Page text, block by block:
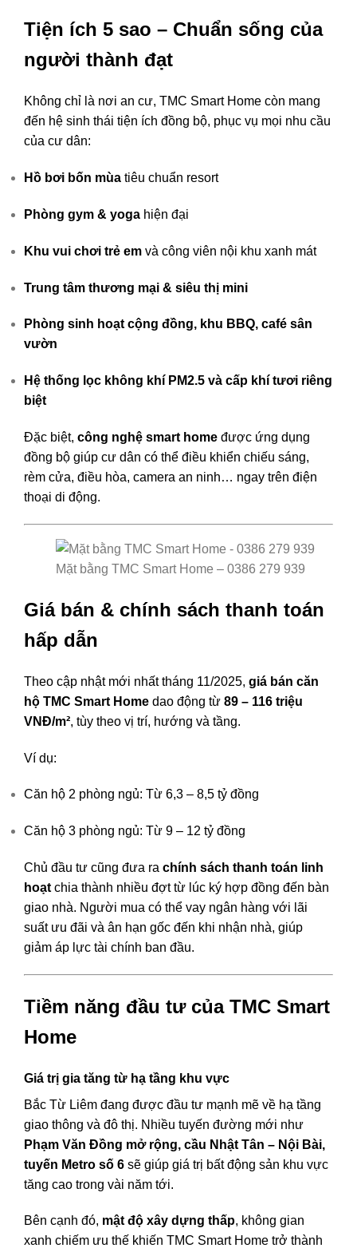
Tiện ích 5 sao – Chuẩn sống của
người thành đạt
Không chỉ là nơi an cư, TMC Smart Home còn mang
đến hệ sinh thái tiện ích đồng bộ, phục vụ mọi nhu cầu
của cư dân:
Hồ bơi bốn mùa tiêu chuẩn resort
Phòng gym & yoga hiện đại
Khu vui chơi trẻ em và công viên nội khu xanh mát
Trung tâm thương mại & siêu thị mini
Phòng sinh hoạt cộng đồng, khu BBQ, café sân
vườn
Hệ thống lọc không khí PM2.5 và cấp khí tươi riêng
biệt
Đặc biệt, công nghệ smart home được ứng dụng
đồng bộ giúp cư dân có thể điều khiển chiếu sáng,
rèm cửa, điều hòa, camera an ninh… ngay trên điện
thoại di động.
Mặt bằng TMC Smart Home – 0386 279 939
Giá bán & chính sách thanh toán
hấp dẫn
Theo cập nhật mới nhất tháng 11/2025, giá bán căn
hộ TMC Smart Home dao động từ 89 – 116 triệu
VNĐ/m², tùy theo vị trí, hướng và tầng.
Ví dụ:
Căn hộ 2 phòng ngủ: Từ 6,3 – 8,5 tỷ đồng
Căn hộ 3 phòng ngủ: Từ 9 – 12 tỷ đồng
Chủ đầu tư cũng đưa ra chính sách thanh toán linh
hoạt chia thành nhiều đợt từ lúc ký hợp đồng đến bàn
giao nhà. Người mua có thể vay ngân hàng với lãi
suất ưu đãi và ân hạn gốc đến khi nhận nhà, giúp
giảm áp lực tài chính ban đầu.
Tiềm năng đầu tư của TMC Smart
Home
Giá trị gia tăng từ hạ tầng khu vực
Bắc Từ Liêm đang được đầu tư mạnh mẽ về hạ tầng
giao thông và đô thị. Nhiều tuyến đường mới như
Phạm Văn Đồng mở rộng, cầu Nhật Tân – Nội Bài,
tuyến Metro số 6 sẽ giúp giá trị bất động sản khu vực
tăng cao trong vài năm tới.
Bên cạnh đó, mật độ xây dựng thấp, không gian
xanh chiếm ưu thế khiến TMC Smart Home trở thành